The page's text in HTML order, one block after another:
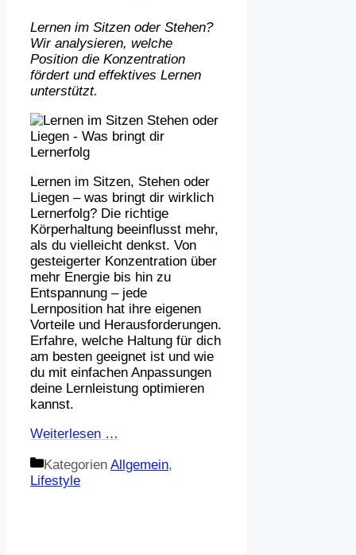
Lernen im Sitzen oder Stehen?
Wir analysieren, welche
Position die Konzentration
fördert und effektives Lernen
unterstützt.
Lernen im Sitzen, Stehen oder
Liegen – was bringt dir wirklich
Lernerfolg? Die richtige
Körperhaltung beeinflusst mehr,
als du vielleicht denkst. Von
gesteigerter Konzentration über
mehr Energie bis hin zu
Entspannung – jede
Lernposition hat ihre eigenen
Vorteile und Herausforderungen.
Erfahre, welche Haltung für dich
am besten geeignet ist und wie
du mit einfachen Anpassungen
deine Lernleistung optimieren
kannst.
Weiterlesen …
Kategorien Allgemein,
Lifestyle